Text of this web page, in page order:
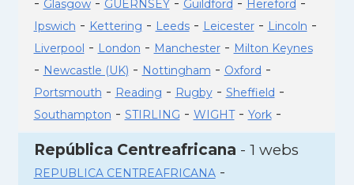
Glasgow GUERNSEY Guildford Hereford
Ipswich - Kettering - Leeds- Leicester- Lincoln -
Liverpool - London - Manchester- Milton Keynes
- Newcastle (UK) - Nottingham - Oxford -
Portsmouth - Reading - Rugby- Sheffield -
Southampton - STIRLING - WIGHT- York-
República Centreafricana - 1 webs
REPUBLICA CENTREAFRICANA-